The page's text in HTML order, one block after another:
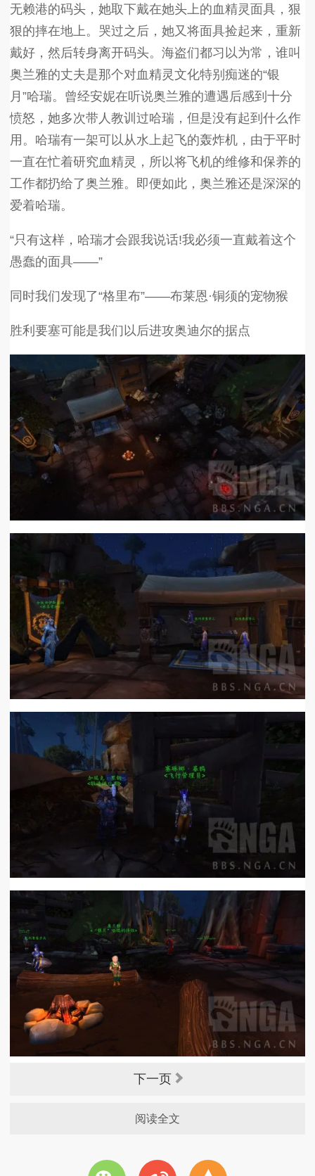
无赖港的码头，她取下戴在她头上的血精灵面具，狠
狠的摔在地上。哭过之后，她又将面具捡起来，重新
戴好，然后转身离开码头。海盗们都习以为常，谁叫
奥兰雅的丈夫是那个对血精灵文化特别痴迷的“银
月”哈瑞。曾经安妮在听说奥兰雅的遭遇后感到十分
愤怒，她多次带人教训过哈瑞，但是没有起到什么作
用。哈瑞有一架可以从水上起飞的轰炸机，由于平时
一直在忙着研究血精灵，所以将飞机的维修和保养的
工作都扔给了奥兰雅。即便如此，奥兰雅还是深深的
爱着哈瑞。
“只有这样，哈瑞才会跟我说话!我必须一直戴着这个
愚蠢的面具——”
同时我们发现了“格里布”——布莱恩·铜须的宠物猴
胜利要塞可能是我们以后进攻奥迪尔的据点
下一页
阅读全文